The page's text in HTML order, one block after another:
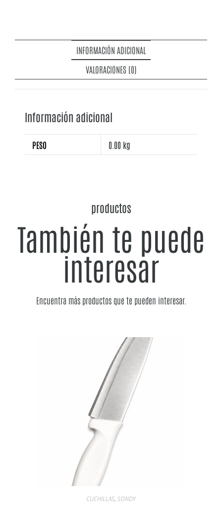
INFORMACIÓN ADICIONAL
VALORACIONES (0)
Información adicional
PESO 0.00 kg
productos
También te puede
interesar
Encuentra más productos que te pueden interesar.
CUCHILLAS, SONDY